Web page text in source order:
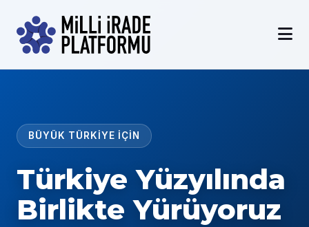
BÜYÜK TÜRKİYE İÇİN
Türkiye Yüzyılında
Birlikte Yürüyoruz